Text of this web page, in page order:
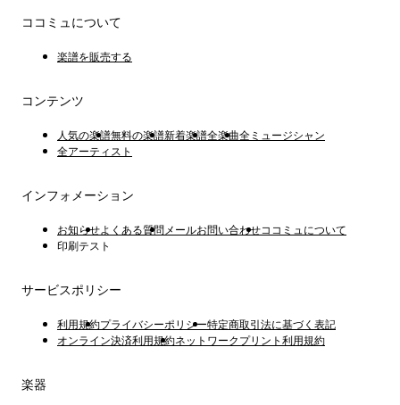
ココミュについて
楽譜を販売する
コンテンツ
人気の楽譜無料の楽譜新着楽譜全楽曲全ミュージシャン
全アーティスト
インフォメーション
お知らせよくある質問 メールお問い合わせココミュについて
印刷テスト
サービスポリシー
利用規約プライバシーポリシー特定商取引法に基づく表記
オンライン決済利用規約ネットワークプリント利用規約
楽器